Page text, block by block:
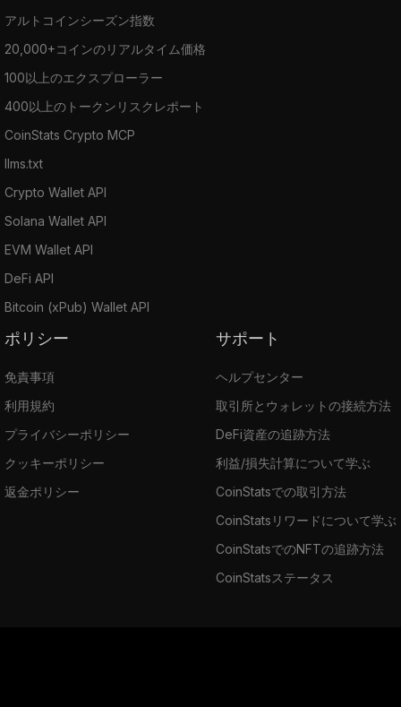
アルトコインシーズン指数
20,000+コインのリアルタイム価格
100以上のエクスプローラー
400以上のトークンリスクレポート
CoinStats Crypto MCP
llms.txt
Crypto Wallet API
Solana Wallet API
EVM Wallet API
DeFi API
Bitcoin (xPub) Wallet API
ポリシー
免責事項
利用規約
プライバシーポリシー
クッキーポリシー
返金ポリシー
サポート
ヘルプセンター
取引所とウォレットの接続方法
DeFi資産の追跡方法
利益/損失計算について学ぶ
CoinStatsでの取引方法
CoinStatsリワードについて学ぶ
CoinStatsでのNFTの追跡方法
CoinStatsステータス